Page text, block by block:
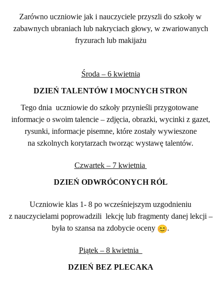
Zarówno uczniowie jak i nauczyciele przyszli do szkoły w
zabawnych ubraniach lub nakryciach głowy, w zwariowanych
fryzurach lub makijażu
Środa – 6 kwietnia
DZIEŃ TALENTÓW I MOCNYCH STRON
Tego dnia uczniowie do szkoły przynieśli przygotowane
informacje o swoim talencie – zdjęcia, obrazki, wycinki z gazet,
rysunki, informacje pisemne, które zostały wywieszone
na szkolnych korytarzach tworząc wystawę talentów.
Czwartek – 7 kwietnia
DZIEŃ ODWRÓCONYCH RÓL
Uczniowie klas 1- 8 po wcześniejszym uzgodnieniu
z nauczycielami poprowadzili lekcję lub fragmenty danej lekcji –
była to szansa na zdobycie oceny
.
Piątek – 8 kwietnia
DZIEŃ BEZ PLECAKA